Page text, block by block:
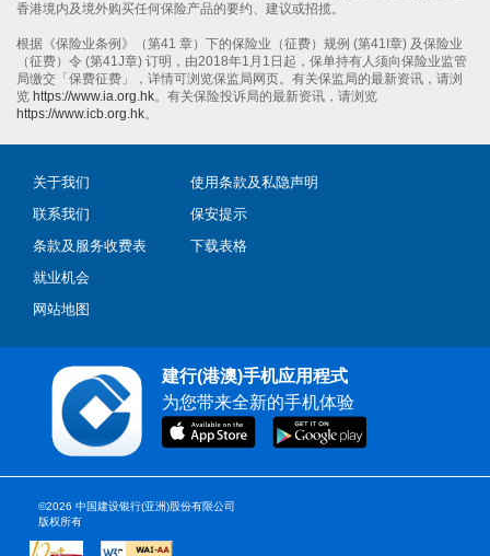
香港境内及境外购买任何保险产品的要约、建议或招揽。
根据《保险业条例》（第41 章）下的保险业（征费）规例 (第41I章) 及保险业
（征费）令 (第41J章) 订明，由2018年1月1日起，保单持有人须向保险业监管
局缴交「保费征费」，详情可浏览保监局网页。有关保监局的最新资讯，请浏
览 https://www.ia.org.hk。有关保险投诉局的最新资讯，请浏览
https://www.icb.org.hk。
关于我们
联系我们
条款及服务收费表
就业机会
网站地图
使用条款及私隐声明
保安提示
下载表格
建行(港澳)手机应用程式
为您带来全新的手机体验
©2026 中国建设银行(亚洲)股份有限公司
版权所有